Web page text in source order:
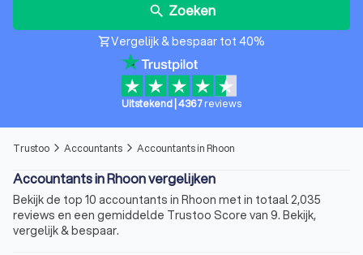
search Zoeken
shopping_cartVergelijk & bespaar tot 40%
Uitstekend 4367reviews
Trustoo arrow_forward_ios Accountants arrow_forward_ios Accountants in Rhoon
Accountants in Rhoon vergelijken
Bekijk de top 10 accountants in Rhoon met in totaal 2,035
reviews en een gemiddelde Trustoo Score van 9. Bekijk,
vergelijk & bespaar.